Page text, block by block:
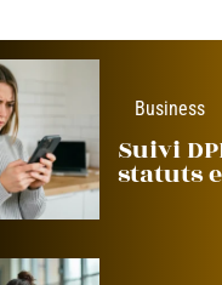
Business
Suivi
statuts